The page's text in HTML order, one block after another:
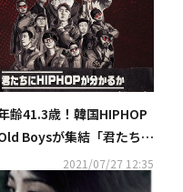
齢41.3歳！韓国HIPHOP
Boysが集結「君たちに
が分かるか」Mnetにて
日より放送スタート
2021/07/27 12:35